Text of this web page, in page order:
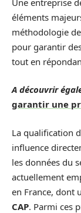
éléments
méthodologie
pour garantir
tout en
A découvrir
garantir une
La qualification
influence
les données du
actuellement
en France, dont
CAP. Parmi ces